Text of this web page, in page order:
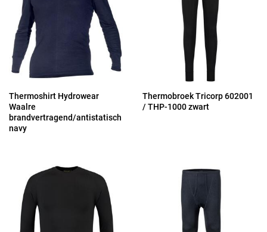
Thermoshirt Hydrowear
Waalre
brandvertragend/antistatisch
navy
Thermobroek Tricorp 602001
/ THP-1000 zwart